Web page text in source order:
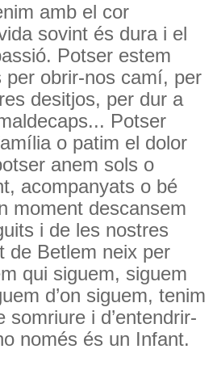
amb el cor
sovint és dura i el
Potser estem
per obrir-nos camí, per
desitjos, per dur a
Potser
o patim el dolor
anem sols o
acompanyats o bé
moment descansem
i de les nostres
de Betlem neix per
qui siguem, siguem
d’on siguem, tenim
somriure i d’entendrir-
només és un Infant.